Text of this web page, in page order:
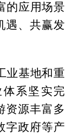
的应用场景
遇、共赢发
业基地和重
系坚实完
资源丰富多
字政府等产